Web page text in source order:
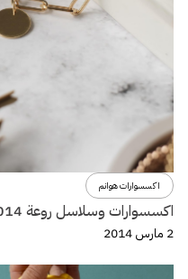
اكسسوارات هوانم
اكسسوارات وسلاسل روعة 2014
2 مارس 2014